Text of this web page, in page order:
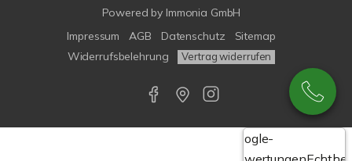
Powered by Immonia GmbH
Impressum
AGB Datenschutz
Sitemap
Widerrufsbelehrung
Vertrag widerrufen
Google-